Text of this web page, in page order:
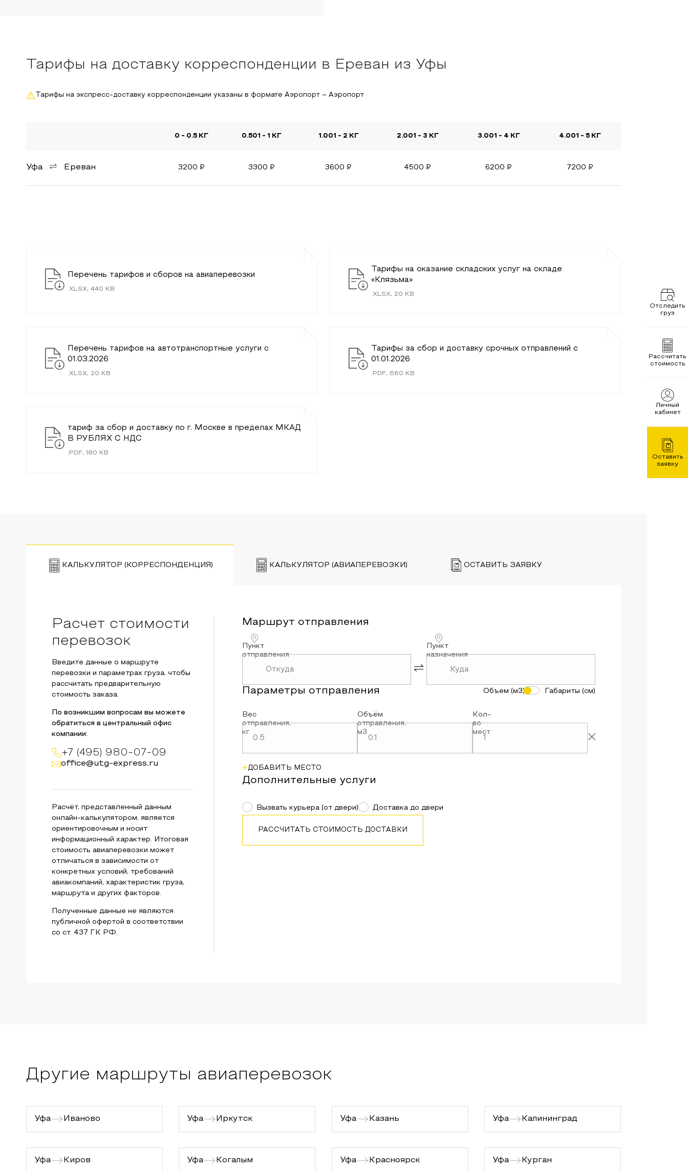
Отследить
груз
Рассчитать
стоимость
Личный
кабинет
Оставить
заявку
Тарифы на доставку корреспонденции в Ереван из Уфы
Тарифы на экспресс-доставку корреспонденции указаны в формате Аэропорт – Аэропорт
0 - 0.5 КГ 0.501 - 1 КГ 1.001 - 2 КГ 2.001 - 3 КГ 3.001 - 4 КГ 4.001 - 5 КГ
Уфа Ереван 3200 ₽ 3300 ₽ 3600 ₽ 4500 ₽ 6200 ₽ 7200 ₽
Перечень тарифов и сборов на авиаперевозки
XLSX, 440 KB
Тарифы на оказание складских услуг на складе
«Клязьма»
. XLSX, 20 KB
Перечень тарифов на автотранспортные услуги c
01.03.2026
. XLSX, 20 KB
Тарифы за сбор и доставку срочных отправлений с
01.01.2026
. PDF, 660 KB
тариф за сбор и доставку по г. Москве в пределах МКАД
В РУБЛЯХ С НДС
. PDF, 180 KB
КАЛЬКУЛЯТОР (КОРРЕСПОНДЕНЦИЯ) КАЛЬКУЛЯТОР (АВИАПЕРЕВОЗКИ) ОСТАВИТЬ ЗАЯВКУ
Расчет стоимости
перевозок
Введите данные о маршруте
перевозки и параметрах груза, чтобы
рассчитать предварительную
стоимость заказа.
По возникшим вопросам вы можете
обратиться в центральный офис
компании:
+7 (495) 980-07-09
office@utg-express.ru
Расчёт, представленный данным
онлайн-калькулятором, является
ориентировочным и носит
информационный характер. Итоговая
стоимость авиаперевозки может
отличаться в зависимости от
конкретных условий, требований
авиакомпаний, характеристик груза,
маршрута и других факторов.
Полученные данные не являются
публичной офертой в соответствии
со ст. 437 ГК РФ.
Маршрут отправления
Пункт
отправления
Пункт
назначения
Параметры отправления Объем (м3) Габариты (см)
Вес
отправления,
кг
Объём
отправления,
м3
Кол-
во
мест
+ДОБАВИТЬ МЕСТО
Дополнительные услуги
Вызвать курьера (от двери) Доставка до двери
РАССЧИТАТЬ СТОИМОСТЬ ДОСТАВКИ
Другие маршруты авиаперевозок
Уфа Иваново Уфа Иркутск Уфа Казань Уфа Калининград
Уфа Киров Уфа Когалым Уфа Красноярск Уфа Курган